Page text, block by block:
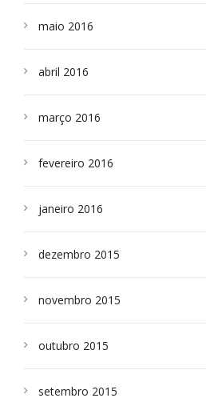
maio 2016
abril 2016
março 2016
fevereiro 2016
janeiro 2016
dezembro 2015
novembro 2015
outubro 2015
setembro 2015